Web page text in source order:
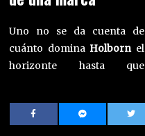
Uno no se da cuenta de
cuánto dominaHolbornel
horizonte hasta que